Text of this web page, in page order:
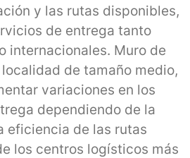
y las rutas disponibles,
de entrega tanto
internacionales. Muro de
de tamaño medio,
variaciones en los
dependiendo de la
eficiencia de las rutas
los centros logísticos más